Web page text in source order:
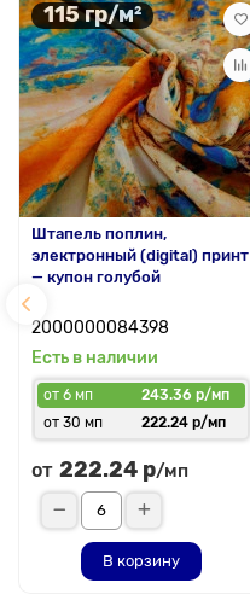
115 гр/м²
Штапель поплин,
электронный (digital) принт
— купон голубой
2000000084398
Есть в наличии
от 6 мп
243.36 р/мп
от 30 мп
222.24 р/мп
от 222.24 р/мп
В корзину